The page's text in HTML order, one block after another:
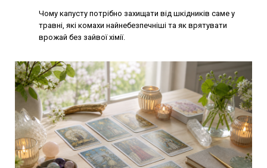
Чому капусту потрібно захищати від шкідників саме у
травні, які комахи найнебезпечніші та як врятувати
врожай без зайвої хімії.